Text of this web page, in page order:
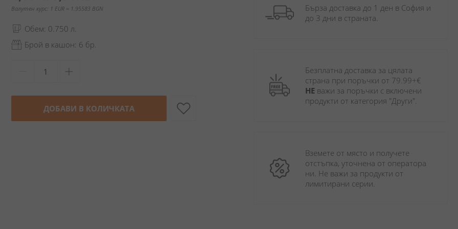
Валутен курс: 1 EUR = 1.95583 BGN
Обем: 0.750 л.
Брой в кашон: 6 бр.
ДОБАВИ В КОЛИЧКАТА
Бърза доставка до 1 ден в София и
до 3 дни в страната.
Безплатна доставка за цялата
НЕ важи за поръчки с включени
продукти от категория "Други".
Вземете от място и получете
отстъпка, уточнена от оператора
ни. Не важи за продукти от
лимитирани серии.